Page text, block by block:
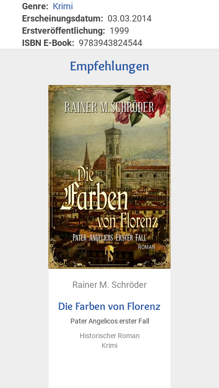
Genre
Krimi
Erscheinungsdatum
03.03.2014
Erstveröffentlichung
1999
ISBN E-Book
9783943824544
Empfehlungen
Rainer M. Schröder
Die Farben von Florenz
Pater Angelicos erster Fall
Historischer Roman
Krimi